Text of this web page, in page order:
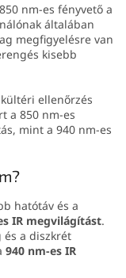
nm-es fényvető a
általában
megfigyelésre van
kisebb
ellenőrzés
a 850 nm-es
mint a 940 nm-es
hatótáv és a
IR megvilágítást.
és a diszkrét
940 nm-es IR